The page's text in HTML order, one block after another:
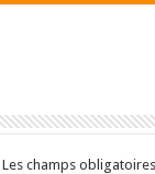
Les champs